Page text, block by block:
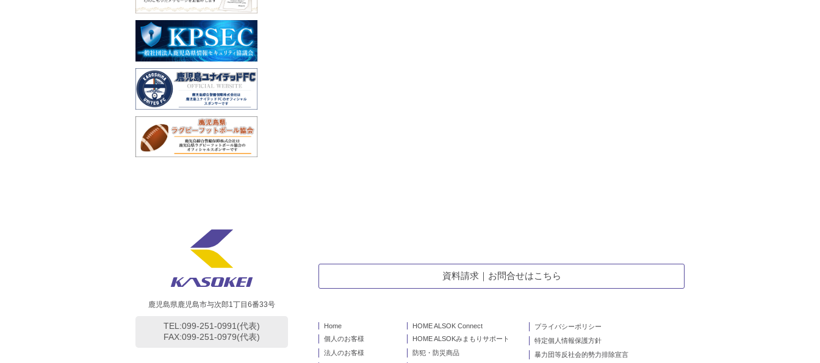
鹿児島県鹿児島市与次郎1丁目6番33号
TEL:099-251-0991(代表)
FAX:099-251-0979(代表)
資料請求｜お問合せはこちら
Home
個人のお客様
法人のお客様
HOME ALSOK Connect
HOME ALSOKみまもりサポート
防犯・防災商品
プライバシーポリシー
特定個人情報保護方針
暴力団等反社会的勢力排除宣言